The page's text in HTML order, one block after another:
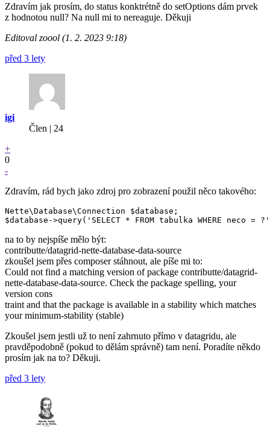
Zdravím jak prosím, do status konktrétně do setOptions dám prvek
z hodnotou null? Na null mi to nereaguje. Děkuji
Editoval zoool (1. 2. 2023 9:18)
před 3 lety
igi
Člen | 24
+
0
-
Zdravím, rád bych jako zdroj pro zobrazení použil něco takového:
Nette\Database\Connection $database;
na to by nejspíše mělo být:
contributte/datagrid-nette-database-data-source
zkoušel jsem přes composer stáhnout, ale píše mi to:
Could not find a matching version of package contributte/datagrid-
nette-database-data-source. Check the package spelling, your
version cons
traint and that the package is available in a stability which matches
your minimum-stability (stable)
Zkoušel jsem jestli už to není zahrnuto přímo v datagridu, ale
pravděpodobně (pokud to dělám správně) tam není. Poradíte někdo
prosím jak na to? Děkuji.
před 3 lety